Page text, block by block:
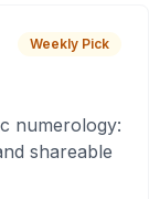
Weekly Pick
numerology:
shareable